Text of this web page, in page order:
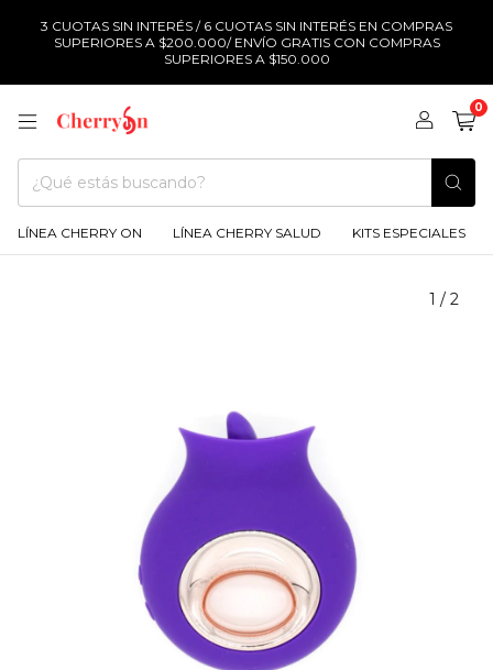
3 CUOTAS SIN INTERÉS / 6 CUOTAS SIN INTERÉS EN COMPRAS
SUPERIORES A $200.000/ ENVÍO GRATIS CON COMPRAS
SUPERIORES A $150.000
0
LÍNEA CHERRY ON LÍNEA CHERRY SALUD KITS ESPECIALES
1 / 2